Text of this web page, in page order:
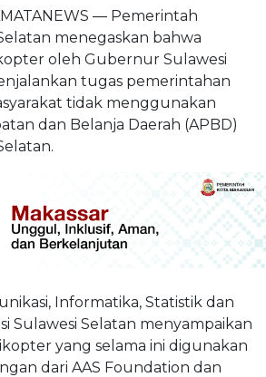
— Pemerintah
menegaskan bahwa
oleh Gubernur Sulawesi
tugas pemerintahan
tidak menggunakan
dan Belanja Daerah (APBD)
Informatika, Statistik dan
Sulawesi Selatan menyampaikan
yang selama ini digunakan
dari AAS Foundation dan